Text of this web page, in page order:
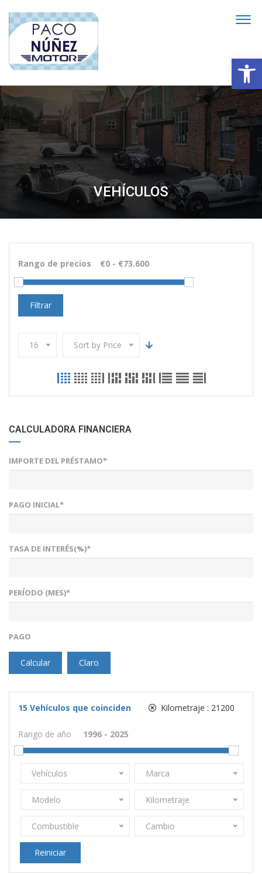
VEHÍCULOS
Rango de precios
Filtrar
16 Sort by Price
CALCULADORA FINANCIERA
IMPORTE DEL PRÉSTAMO*
PAGO INICIAL*
TASA DE INTERÉS(%)*
PERÍODO (MES)*
PAGO
Calcular Claro
15 Vehículos que coinciden Kilometraje : 21200
Rango de año
Vehículos Marca
Modelo Kilometraje
Combustible Cambio
Reiniciar